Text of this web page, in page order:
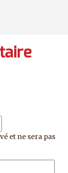
et ne sera pas